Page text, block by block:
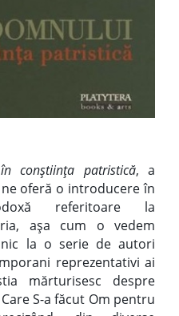
conștiința patristică, a
oferă o introducere în
referitoare la
așa cum o vedem
la o serie de autori
reprezentativi ai
mărturisesc despre
S-a făcut Om pentru